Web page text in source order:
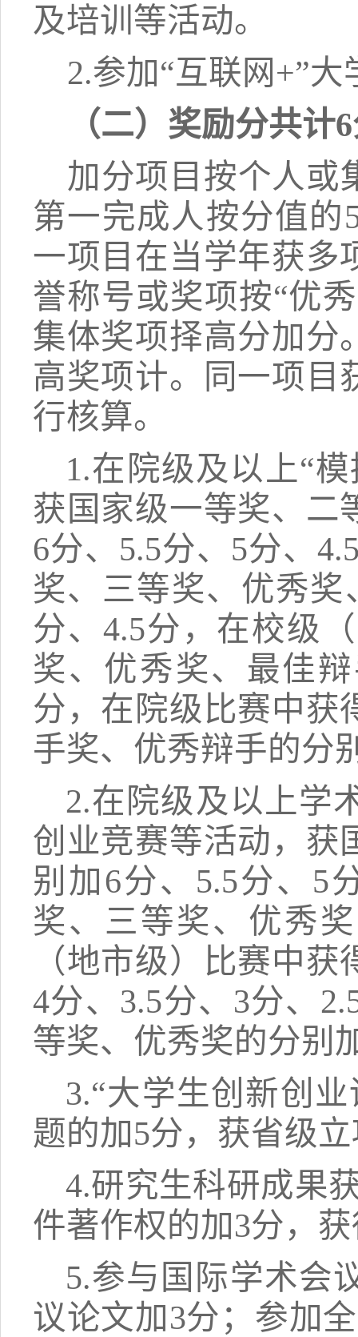
及培训等活动。
2.参加“互联网+”
（二）奖励分共计
加分项目按个人或
第一完成人按分值的
一项目在当学年获多
誉称号或奖项按“优
集体奖项择高分加分
高奖项计。同一项目
行核算。
1.在院级及以上“
获国家级一等奖、二
6分、5.5分、5分、
奖、三等奖、优秀奖
分、4.5分，在校级
奖、优秀奖、最佳
分，在院级比赛中获
手奖、优秀辩手的分
2.在院级及以上学
创业竞赛等活动，获
别加6分、5.5分、5
奖、三等奖、优秀
（地市级）比赛中
4分、3.5分、3分、
等奖、优秀奖的分别
3.“大学生创新创
题的加5分，获省级
4.研究生科研成果
件著作权的加3分，
5.参与国际学术会
议论文加3分；参加